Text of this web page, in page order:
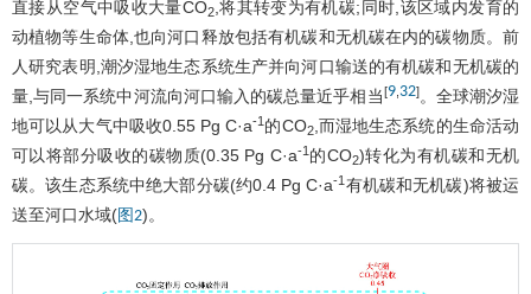
直接从空气中吸收大量CO2,将其转变为有机碳;同时,该区域内发育的
动植物等生命体,也向河口释放包括有机碳和无机碳在内的碳物质。前
人研究表明,潮汐湿地生态系统生产并向河口输送的有机碳和无机碳的
量,与同一系统中河流向河口输入的碳总量近乎相当[9, 32]。全球潮汐湿
地可以从大气中吸收0.55 Pg C·a-1 的CO2,而湿地生态系统的生命活动
可以将部分吸收的碳物质(0.35 Pg C·a-1的CO2)转化为有机碳和无机
碳。该生态系统中绝大部分碳(约0.4 Pg C·a-1 有机碳和无机碳)将被运
送至河口水域(图2)。